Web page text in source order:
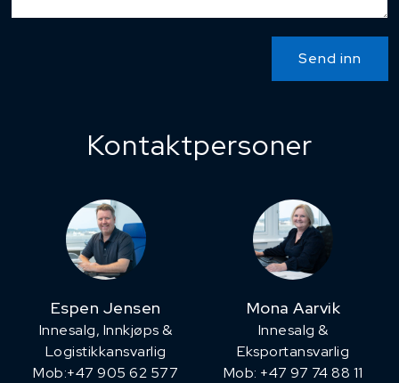
Send inn
Kontaktpersoner
Espen Jensen
Innesalg, ​Innkjøps &
Logistikkansvarlig
Mob:+47 905 62 577
Mona Aarvik
Innesalg &
Eksportansvarlig
Mob: +47 97 74 88 11